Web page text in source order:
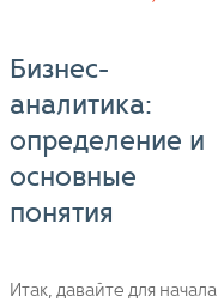
Бизнес-
аналитика:
определение и
основные
понятия
Итак, давайте для начала